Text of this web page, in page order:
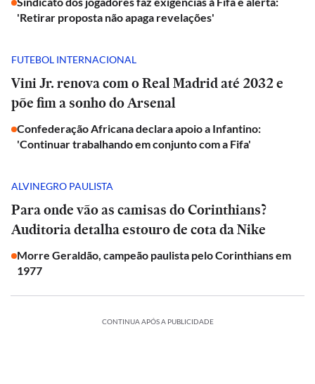
'Retirar proposta não apaga revelações'
FUTEBOL INTERNACIONAL
Vini Jr. renova com o Real Madrid até 2032 e
põe fim a sonho do Arsenal
Confederação Africana declara apoio a Infantino:
'Continuar trabalhando em conjunto com a Fifa'
ALVINEGRO PAULISTA
Para onde vão as camisas do Corinthians?
Auditoria detalha estouro de cota da Nike
Morre Geraldão, campeão paulista pelo Corinthians em
1977
CONTINUA APÓS A PUBLICIDADE